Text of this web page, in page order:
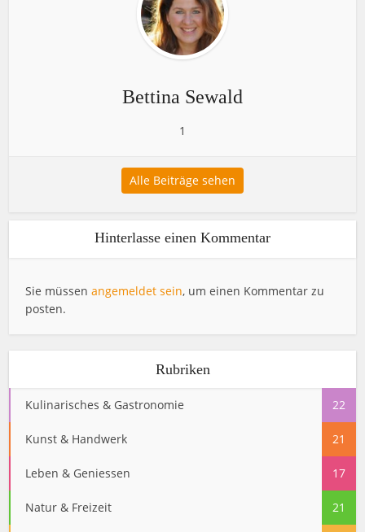
Bettina Sewald
1
Alle Beiträge sehen
Hinterlasse einen Kommentar
Sie müssenangemeldet sein, um einen Kommentar zu
posten.
Rubriken
Kulinarisches & Gastronomie 22
Kunst & Handwerk 21
Leben & Geniessen 17
Natur & Freizeit 21